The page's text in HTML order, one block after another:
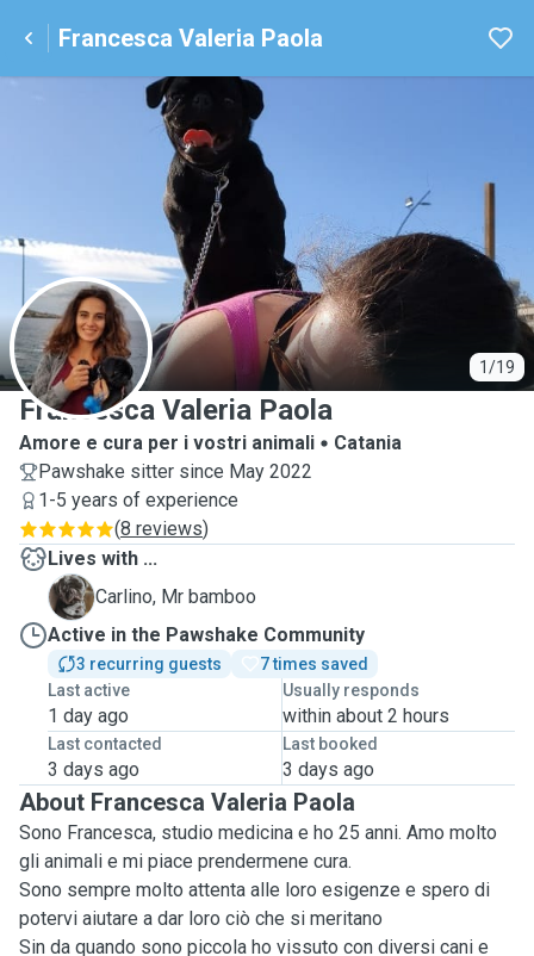
Francesca Valeria Paola
1/19
F
Francesca Valeria Paola
Amore e cura per i vostri animali
Catania
Pawshake sitter since May 2022
1-5 years of experience
(8 reviews)
Lives with ...
M
Carlino, Mr bamboo
Active in the Pawshake Community
3 recurring guests
7 times saved
Last active
1 day ago
Usually responds
within about 2 hours
Last contacted
3 days ago
Last booked
3 days ago
About Francesca Valeria Paola
Sono Francesca, studio medicina e ho 25 anni. Amo molto
gli animali e mi piace prendermene cura.
Sono sempre molto attenta alle loro esigenze e spero di
potervi aiutare a dar loro ciò che si meritano
Sin da quando sono piccola ho vissuto con diversi cani e